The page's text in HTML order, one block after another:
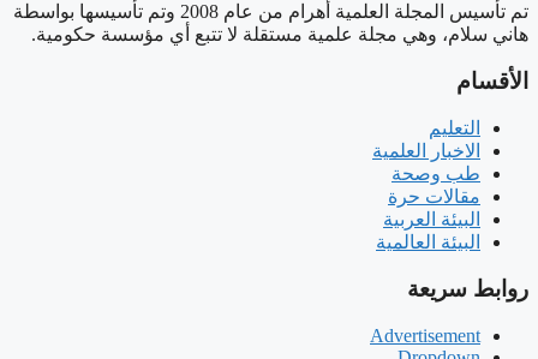
تم تأسيس المجلة العلمية أهرام من عام 2008 وتم تأسيسها بواسطة
هاني سلام، وهي مجلة علمية مستقلة لا تتبع أي مؤسسة حكومية.
الأقسام
التعليم
الاخبار العلمية
طب وصحة
مقالات حرة
البيئة العربية
البيئة العالمية
روابط سريعة
Advertisement